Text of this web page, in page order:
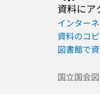
資料にア
インター
資料のコ
図書館で
国立国会